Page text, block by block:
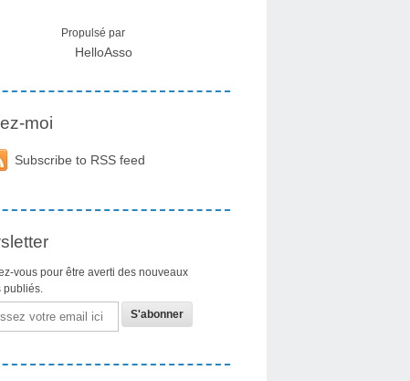
Propulsé par
HelloAsso
moi
Subscribe to RSS feed
vous pour être averti des nouveaux
publiés.